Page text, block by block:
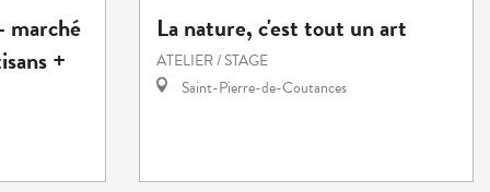
marché
+
La nature, c'est tout un art
ATELIER / STAGE
Saint-Pierre-de-Coutances